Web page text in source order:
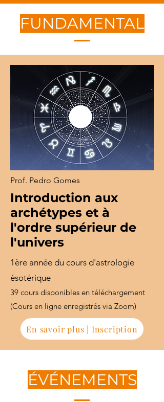
FUNDAMENTAL
Prof. Pedro Gomes
Introduction aux
archétypes et à
l'ordre supérieur de
l'univers
1ère année du cours d'astrologie
ésotérique
39 cours disponibles en téléchargement
(Cours en ligne enregistrés via Zoom)
En savoir plus | Inscription
ÉVÉNEMENTS